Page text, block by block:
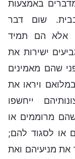
באמצעות
שום דבר
אלא הם תמיד
ישירות את
שהם מאמינים
ויראו את
ייחשפו
מרוממים או
או לסגוד להם;
את מניעיהם ואת